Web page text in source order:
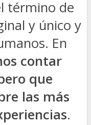
término de
y único y
En
contar
que
las más
.